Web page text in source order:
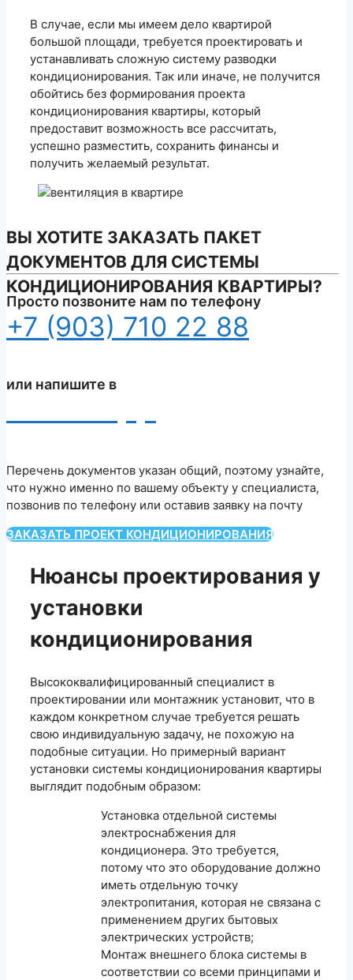
В случае, если мы имеем дело квартирой
большой площади, требуется проектировать и
устанавливать сложную систему разводки
кондиционирования. Так или иначе, не получится
обойтись без формирования проекта
кондиционирования квартиры, который
предоставит возможность все рассчитать,
успешно разместить, сохранить финансы и
получить желаемый результат.
ВЫ ХОТИТЕ ЗАКАЗАТЬ ПАКЕТ
ДОКУМЕНТОВ ДЛЯ СИСТЕМЫ
КОНДИЦИОНИРОВАНИЯ КВАРТИРЫ?
Просто позвоните нам по телефону
+7 (903) 710 22 88
или напишите в
Перечень документов указан общий, поэтому узнайте,
что нужно именно по вашему объекту у специалиста,
позвонив по телефону или оставив заявку на почту
ЗАКАЗАТЬ ПРОЕКТ КОНДИЦИОНИРОВАНИЯ
Нюансы проектирования у
установки
кондиционирования
Высококвалифицированный специалист в
проектировании или монтажник установит, что в
каждом конкретном случае требуется решать
свою индивидуальную задачу, не похожую на
подобные ситуации. Но примерный вариант
установки системы кондиционирования квартиры
выглядит подобным образом:
Установка отдельной системы
электроснабжения для
кондиционера. Это требуется,
потому что это оборудование должно
иметь отдельную точку
электропитания, которая не связана с
применением других бытовых
электрических устройств;
Монтаж внешнего блока системы в
соответствии со всеми принципами и